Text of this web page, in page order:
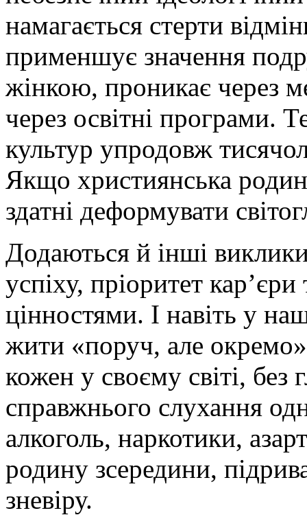
намагається стерти
применшує значення
жінкою, проникає через
через освітні програми.
культур упродовж
Якщо християнська
здатні деформувати
Додаються й інші
успіху, пріоритет
цінностями. І навіть у
жити «поруч, але
кожен у своєму світі, без
справжнього слухання
алкоголь, наркотики,
родину зсередини,
зневіру.